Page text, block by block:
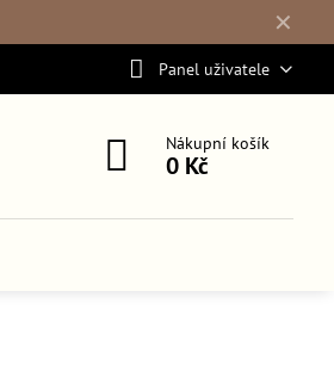
✕
Panel uživatele
Nákupní košík
0 Kč